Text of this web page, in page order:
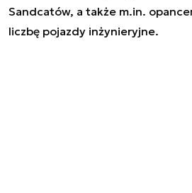
Sandcatów, a także m.in.
liczbę pojazdy inżynieryjne.